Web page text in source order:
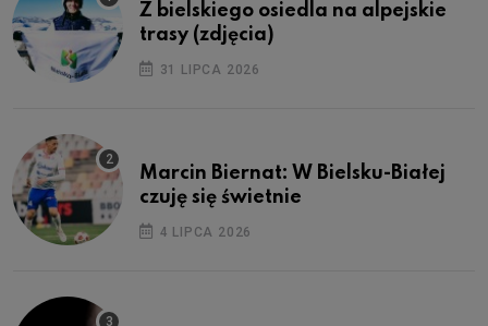
Z bielskiego osiedla na alpejskie
trasy (zdjęcia)
31 LIPCA 2026
Marcin Biernat: W Bielsku-Białej
czuję się świetnie
4 LIPCA 2026